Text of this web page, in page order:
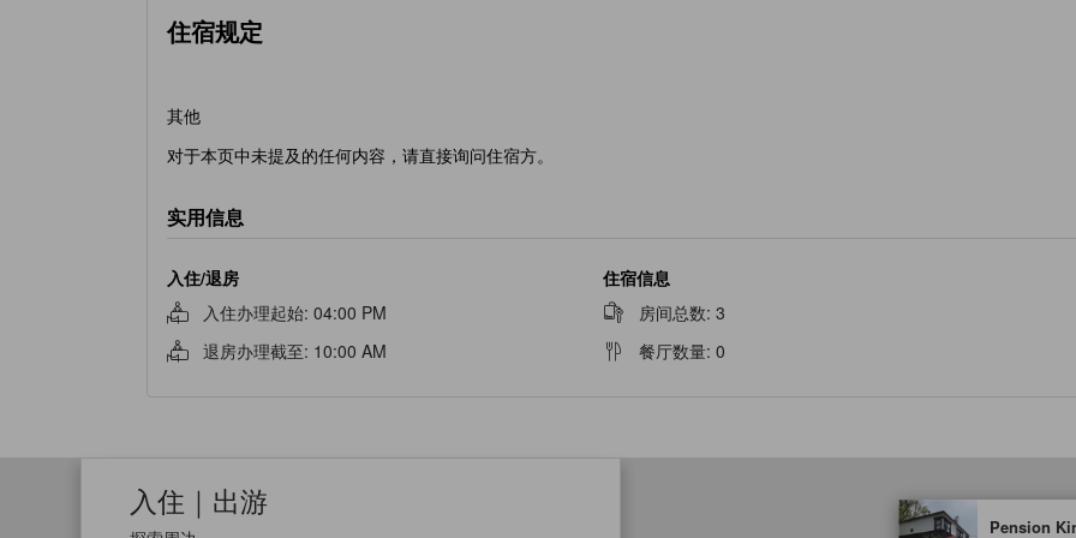
住宿规定
其他
对于本页中未提及的任何内容，请直接询问住宿方。
实用信息
入住/退房
入住办理起始: 04:00 PM
退房办理截至: 10:00 AM
住宿信息
房间总数:3
餐厅数量:0
Pension
tooltip
金色星星表示的等级信
入住｜出游